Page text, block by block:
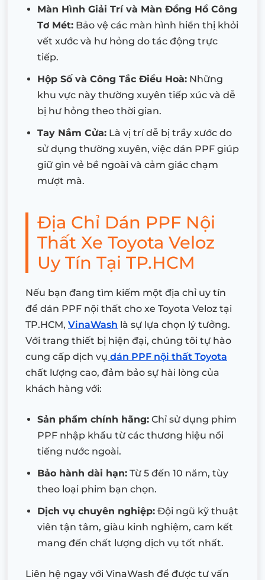
Màn Hình Giải Trí và Màn Đồng Hồ Công
Tơ Mét: Bảo vệ các màn hình hiển thị khỏi
vết xước và hư hỏng do tác động trực
tiếp.
Hộp Số và Công Tắc Điều Hoà: Những
khu vực này thường xuyên tiếp xúc và dễ
bị hư hỏng theo thời gian.
Tay Nắm Cửa: Là vị trí dễ bị trầy xước do
sử dụng thường xuyên, việc dán PPF giúp
giữ gìn vẻ bề ngoài và cảm giác chạm
mượt mà.
Địa Chỉ Dán PPF Nội
Thất Xe Toyota Veloz
Uy Tín Tại TP.HCM
Nếu bạn đang tìm kiếm một địa chỉ uy tín
để dán PPF nội thất cho xe Toyota Veloz tại
TP.HCM, VinaWash là sự lựa chọn lý tưởng.
Với trang thiết bị hiện đại, chúng tôi tự hào
cung cấp dịch vụ dán PPF nội thất Toyota
chất lượng cao, đảm bảo sự hài lòng của
khách hàng với:
Sản phẩm chính hãng: Chỉ sử dụng phim
PPF nhập khẩu từ các thương hiệu nổi
tiếng nước ngoài.
Bảo hành dài hạn: Từ 5 đến 10 năm, tùy
theo loại phim bạn chọn.
Dịch vụ chuyên nghiệp: Đội ngũ kỹ thuật
viên tận tâm, giàu kinh nghiệm, cam kết
mang đến chất lượng dịch vụ tốt nhất.
Liên hệ ngay với VinaWash để được tư vấn